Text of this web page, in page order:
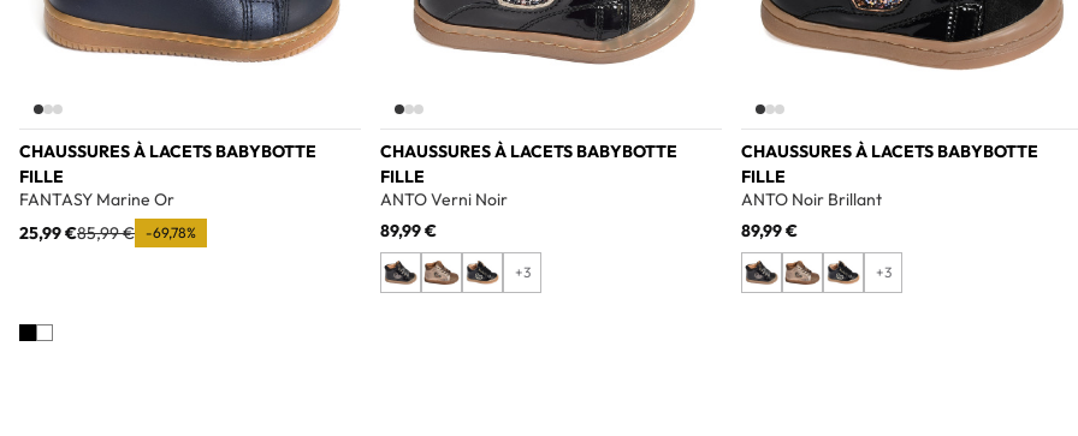
CHAUSSURES À LACETS BABYBOTTE
FILLE
FANTASY Marine Or
25,99 €85,99 € -69,78%
CHAUSSURES À LACETS BABYBOTTE
FILLE
ANTO Verni Noir
89,99 €
+3
CHAUSSURES À LACETS BABYBOTTE
FILLE
ANTO Noir Brillant
89,99 €
+3